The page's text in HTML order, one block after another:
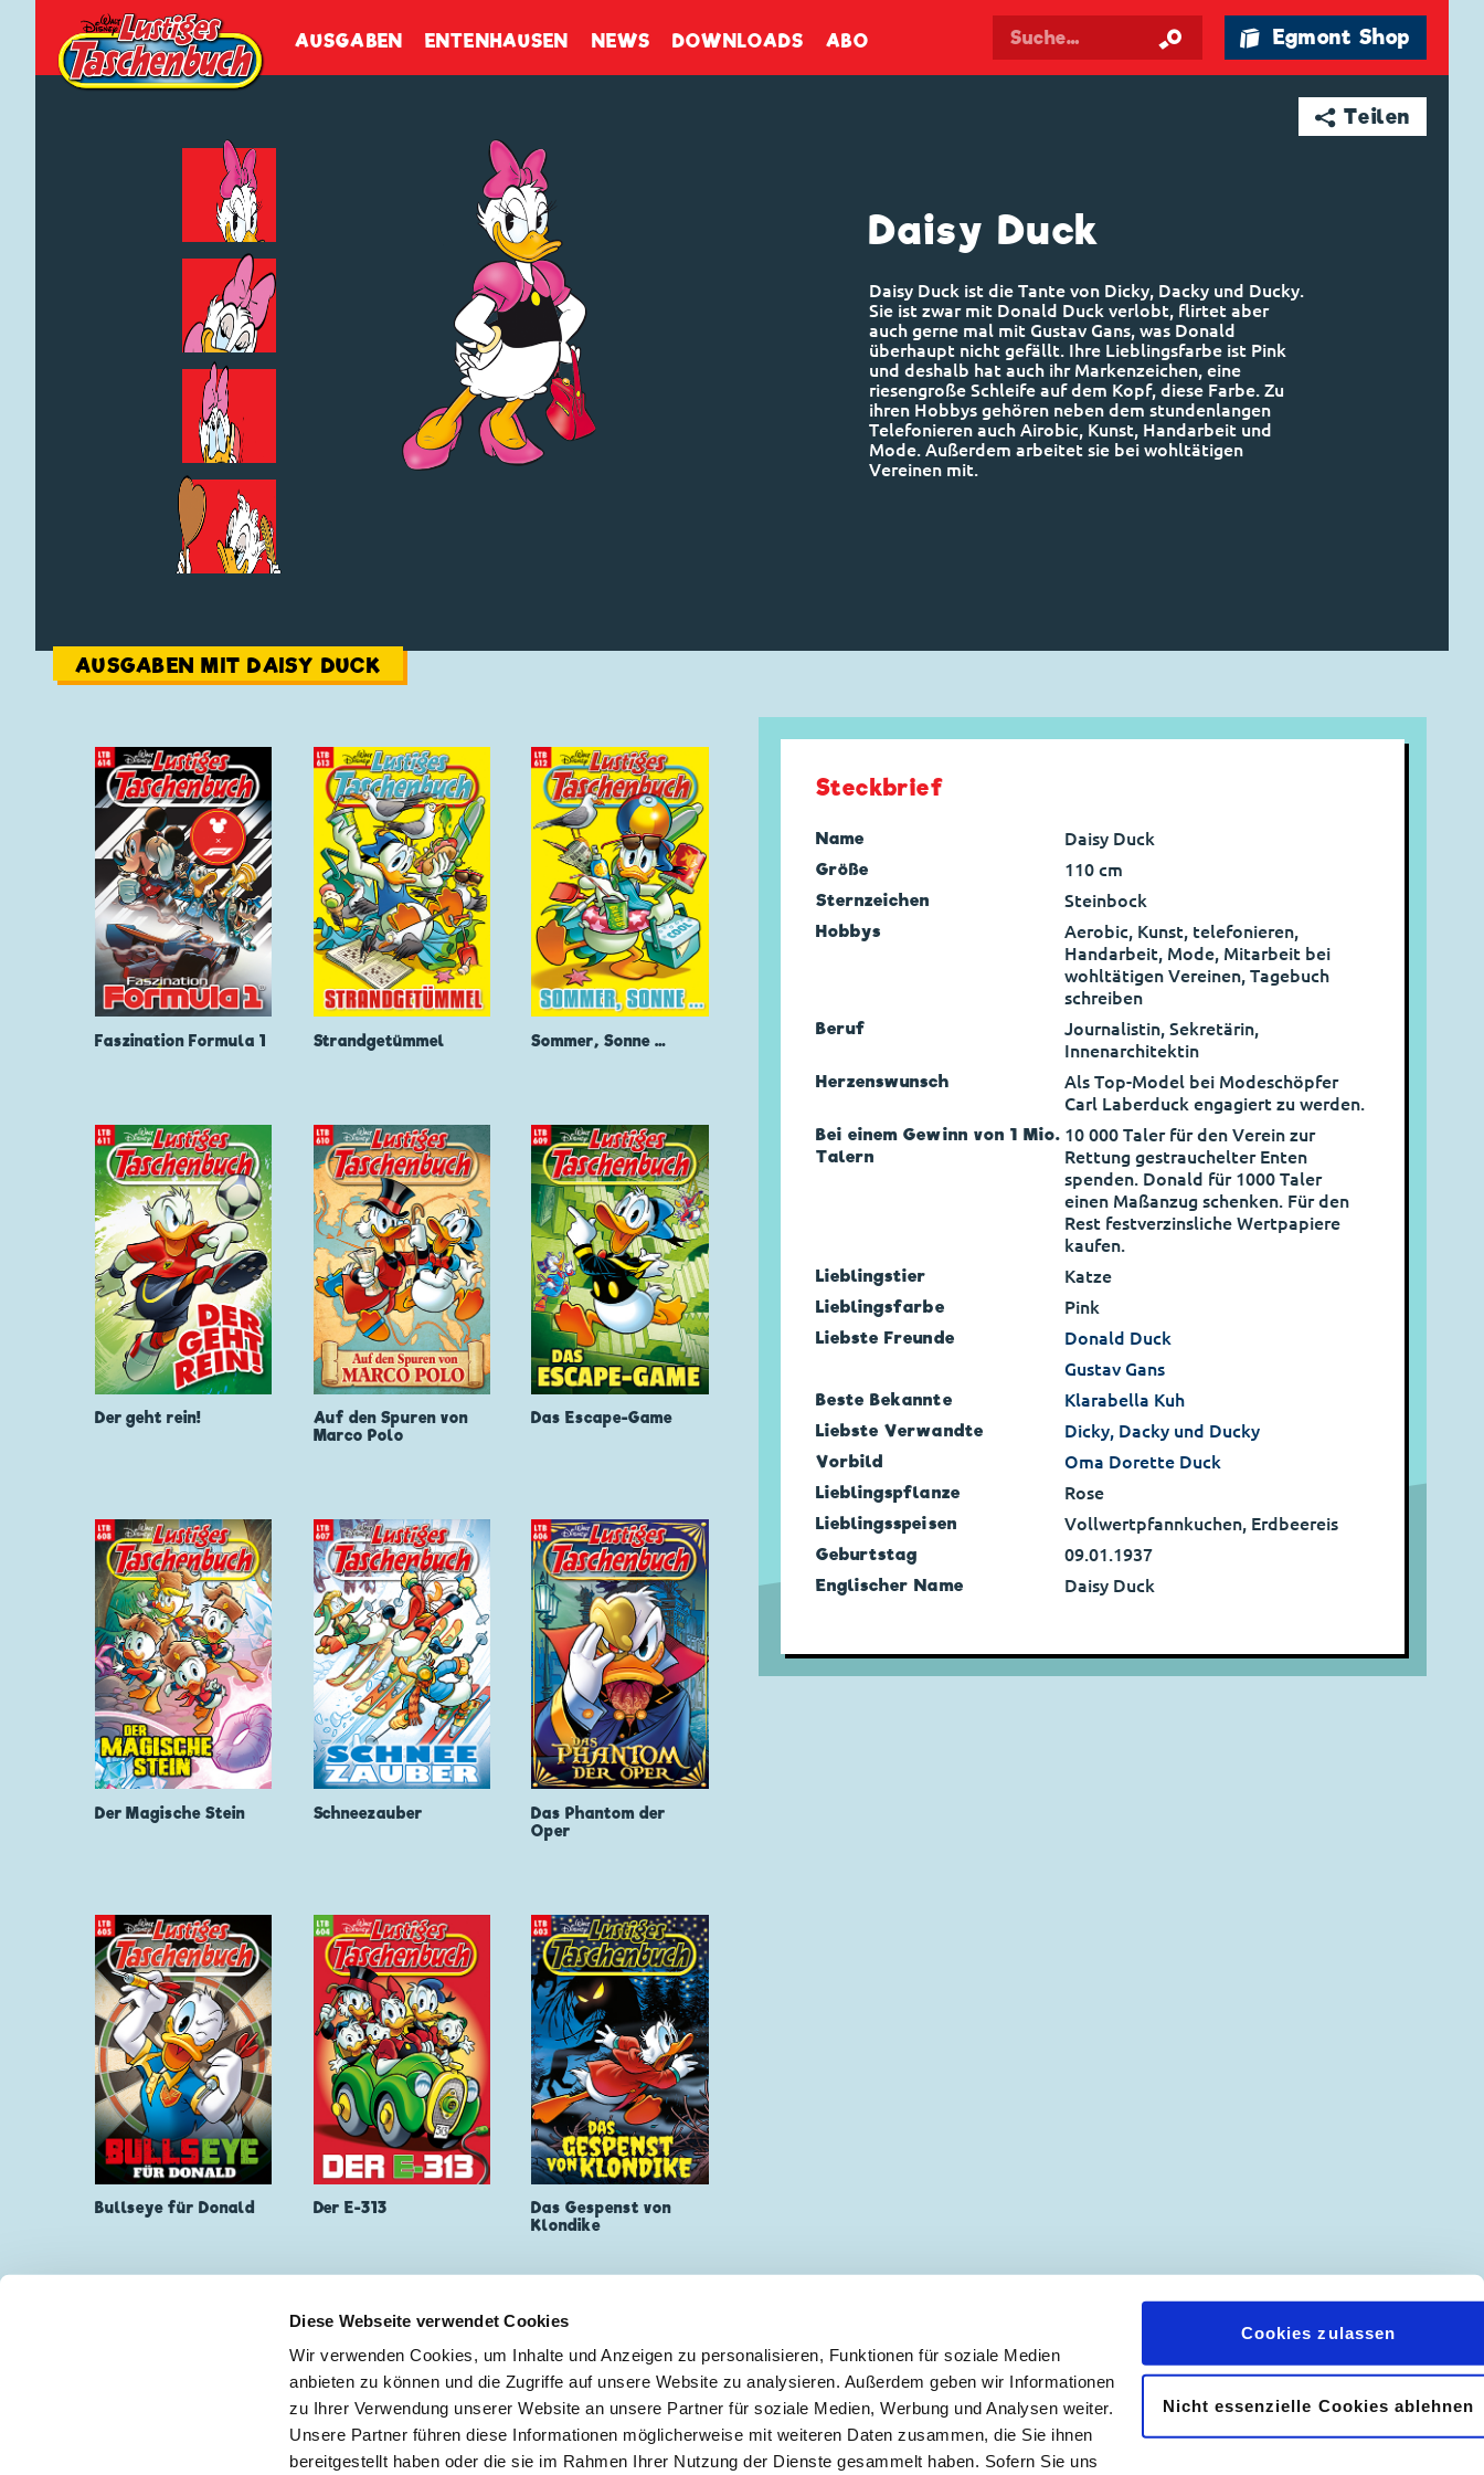
Diese Webseite verwendet Cookies
Wir verwenden Cookies, um Inhalte und Anzeigen zu personalisieren, Funktionen für soziale Medien
anbieten zu können und die Zugriffe auf unsere Website zu analysieren. Außerdem geben wir Informationen
zu Ihrer Verwendung unserer Website an unsere Partner für soziale Medien, Werbung und Analysen weiter.
Unsere Partner führen diese Informationen möglicherweise mit weiteren Daten zusammen, die Sie ihnen
bereitgestellt haben oder die sie im Rahmen Ihrer Nutzung der Dienste gesammelt haben. Sofern Sie uns
Cookies zulassen
Nicht essenzielle Cookies ablehnen
AUSGABEN ENTENHAUSEN NEWS DOWNLOADS ABO 🛍 Egmont Shop
➦ Teilen
Daisy Duck
Daisy Duck ist die Tante von Dicky, Dacky und Ducky.
Sie ist zwar mit Donald Duck verlobt, flirtet aber
auch gerne mal mit Gustav Gans, was Donald
überhaupt nicht gefällt. Ihre Lieblingsfarbe ist Pink
und deshalb hat auch ihr Markenzeichen, eine
riesengroße Schleife auf dem Kopf, diese Farbe. Zu
ihren Hobbys gehören neben dem stundenlangen
Telefonieren auch Airobic, Kunst, Handarbeit und
Mode. Außerdem arbeitet sie bei wohltätigen
Vereinen mit.
AUSGABEN MIT DAISY DUCK
Faszination Formula 1 Strandgetümmel Sommer, Sonne …
Der geht rein!
Auf den Spuren von
Marco Polo
Das Escape-Game
Der Magische Stein Schneezauber
Das Phantom der
Oper
Bullseye für Donald Der E-313
Das Gespenst von
Klondike
🔄 Mehr Laden
Steckbrief
Name
Daisy Duck
Größe
110 cm
Sternzeichen
Steinbock
Hobbys
Aerobic, Kunst, telefonieren,
Handarbeit, Mode, Mitarbeit bei
wohltätigen Vereinen, Tagebuch
schreiben
Beruf
Journalistin, Sekretärin,
Innenarchitektin
Herzens­wunsch
Als Top-Model bei Modeschöpfer
Carl Laberduck engagiert zu werden.
Bei einem Gewinn von 1 Mio.
Talern
10 000 Taler für den Verein zur
Rettung gestrauchelter Enten
spenden. Donald für 1000 Taler
einen Maßanzug schenken. Für den
Rest festverzinsliche Wertpapiere
kaufen.
Lieblingstier
Katze
Lieblingsfarbe
Pink
Liebste Freunde
Donald Duck
Gustav Gans
Beste Bekannte
Klarabella Kuh
Liebste Verwandte
Dicky, Dacky und Ducky
Vorbild
Oma Dorette Duck
Lieblingspflanze
Rose
Lieblingsspeisen
Vollwertpfannkuchen, Erdbeereis
Geburtstag
09.01.1937
Englischer Name
Daisy Duck
Keine Neuigkeiten mehr verpassen! 🖋 ZUR NEWSLETTER ANMELDUNG
𝖿 📷